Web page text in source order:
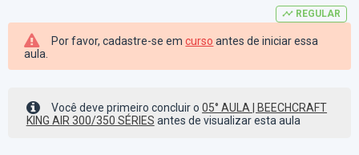
timeline REGULAR
Por favor, cadastre-se emcurso antes de iniciar essa
aula.
Você deve primeiro concluir o05° AULA | BEECHCRAFT
KING AIR 300/350 SÉRIES antes de visualizar esta aula